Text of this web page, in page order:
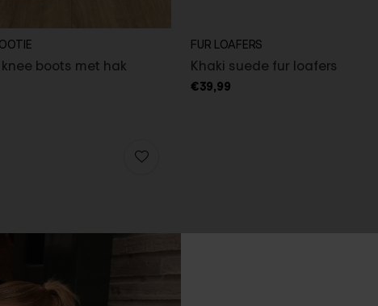
boots met hak
FUR LOAFERS
Khaki suede fur loafers
€39,99